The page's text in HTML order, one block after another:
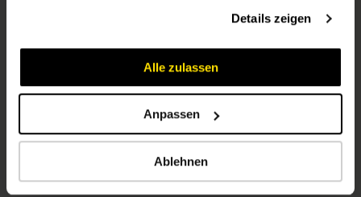
Details zeigen
Alle zulassen
Anpassen
Ablehnen
Karriere